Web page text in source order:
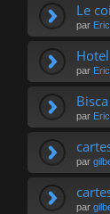
Le
par Eric
par Eric
par Eric
par
par